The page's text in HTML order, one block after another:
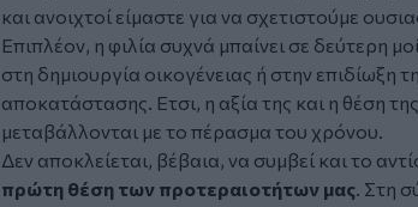
και ανοιχτοί είμαστε για να σχετιστούμε
Επιπλέον, η φιλία συχνά μπαίνει σε δεύτερη
στη δημιουργία οικογένειας ή στην επιδίωξη
αποκατάστασης. Ετσι, η αξία της και η θέση
μεταβάλλονται με το πέρασμα του χρόνου.
Δεν αποκλείεται, βέβαια, να συμβεί και το
πρώτη θέση των προτεραιοτήτων μας. Στη